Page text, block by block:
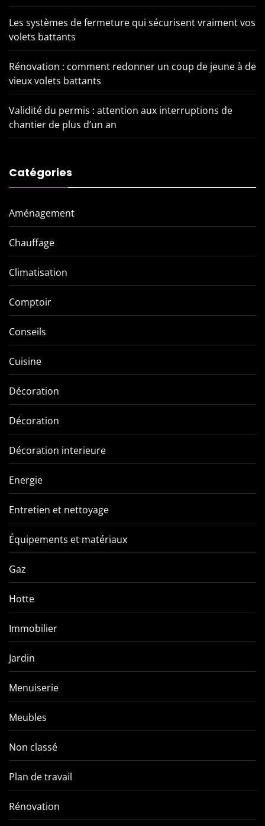
Les systèmes de fermeture qui sécurisent vraiment vos
volets battants
Rénovation : comment redonner un coup de jeune à de
vieux volets battants
Validité du permis : attention aux interruptions de
chantier de plus d’un an
Catégories
Aménagement
Chauffage
Climatisation
Comptoir
Conseils
Cuisine
Décoration
Décoration
Décoration interieure
Energie
Entretien et nettoyage
Équipements et matériaux
Gaz
Hotte
Immobilier
Jardin
Menuiserie
Meubles
Non classé
Plan de travail
Rénovation